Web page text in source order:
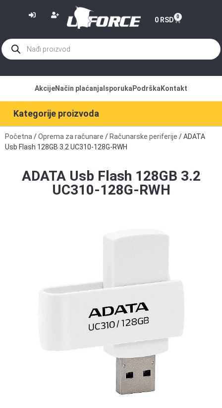
0 RSD 0
Kategorije proizvoda
AkcijeNačin plaćanja Isporuka Podrška Kontakt
Početna /Oprema za računare / Računarske periferije / ADATA
Usb Flash 128GB 3.2 UC310-128G-RWH
ADATA Usb Flash 128GB 3.2
UC310-128G-RWH